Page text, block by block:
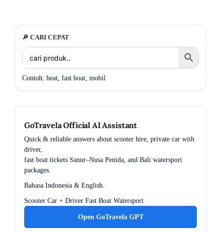
🔎 CARI CEPAT
Contoh: beat, fast boat, mobil
GoTravela Official AI Assistant
Quick & reliable answers about scooter hire, private car with
driver,
fast boat tickets Sanur–Nusa Penida, and Bali watersport
packages.
Bahasa Indonesia & English.
Scooter Car + Driver Fast Boat Watersport
Open GoTravela GPT